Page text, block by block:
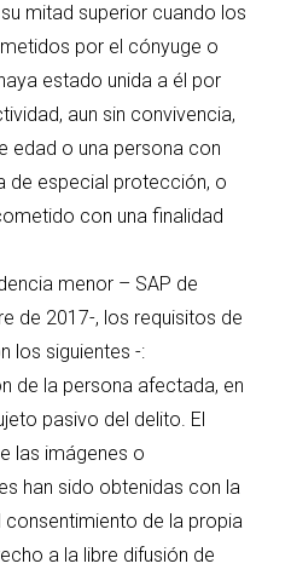
mitad superior cuando los
por el cónyuge o
estado unida a él por
aun sin convivencia,
edad o una persona con
de especial protección, o
con una finalidad
menor – SAP de
de 2017-, los requisitos de
los siguientes -:
de la persona afectada, en
pasivo del delito. El
las imágenes o
han sido obtenidas con la
consentimiento de la propia
a la libre difusión de